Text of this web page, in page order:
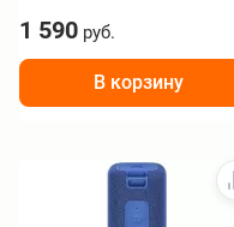
1 590 руб.
В корзину